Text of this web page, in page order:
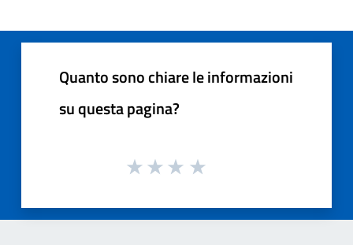
Quanto sono chiare le informazioni
su questa pagina?